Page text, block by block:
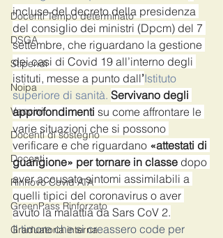
Docenti Tempo determinato
DSGA
Stipendi
Noipa
Vaccini
Docenti di sostegno
Docenti
Rinnovo Covid ATA
GreenPass Rinforzato
Graduatoria interna
incluse del decreto della presidenza
del consiglio dei ministri (Dpcm) del 7
settembre, che riguardano la gestione
dei casi di Covid 19 all’interno degli
istituti, messe a punto dall’Istituto
superiore di sanità. Servivano degli
approfondimenti su come affrontare le
varie situazioni che si possono
verificare e che riguardano «attestati di
guarigione» per tornare in classe dopo
aver accusato sintomi assimilabili a
quelli tipici del coronavirus o aver
avuto la malattia da Sars CoV 2.
Il timore che si creassero code per